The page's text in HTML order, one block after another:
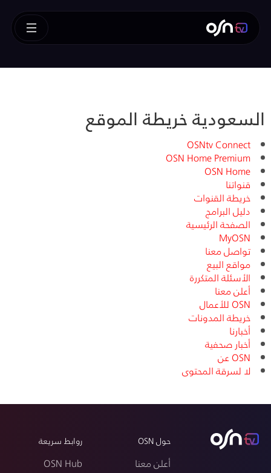
السعودية خريطة الموقع
OSNtv Connect
OSN Home Premium
OSN Home
قنواتنا
خريطة القنوات
دليل البرامج
الصفحة الرئيسية
MyOSN
تواصل معنا
مواقع البيع
الأسئلة المتكررة
أعلن معنا
OSN للأعمال
خريطة المدونات
أخبارنا
أخبار صحفية
OSN عن
لا لسرقة المحتوى
حول OSN
أعلن معنا
روابط سريعة
OSN Hub